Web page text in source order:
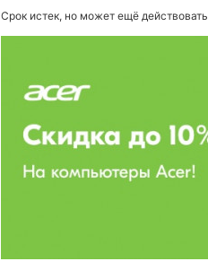
Срок истек, но может ещё действовать